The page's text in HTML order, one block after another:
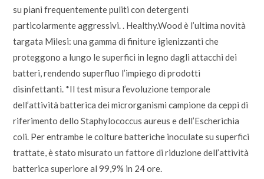
su piani frequentemente puliti con detergenti
particolarmente aggressivi. . Healthy.Wood è l’ultima novità
targata Milesi: una gamma di finiture igienizzanti che
proteggono a lungo le superfici in legno dagli attacchi dei
batteri, rendendo superfluo l’impiego di prodotti
disinfettanti. *Il test misura l’evoluzione temporale
dell’attività batterica dei microrganismi campione da ceppi di
riferimento dello Staphylococcus aureus e dell’Escherichia
coli. Per entrambe le colture batteriche inoculate su superfici
trattate, è stato misurato un fattore di riduzione dell’attività
batterica superiore al 99,9% in 24 ore.